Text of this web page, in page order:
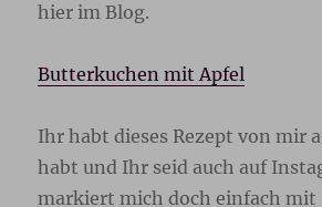
hier im Blog.
Butterkuchen mit Apfel
Ihr habt dieses Rezept von mir
habt und Ihr seid auch auf
markiert mich doch einfach mit